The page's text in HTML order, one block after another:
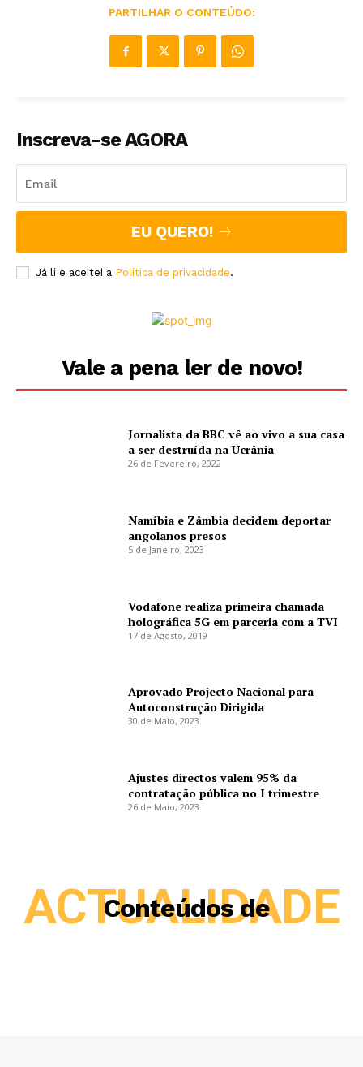
PARTILHAR O CONTEÚDO:
Inscreva-se AGORA
EU QUERO!
Já li e aceitei a Política de privacidade.
Vale a pena ler de novo!
Jornalista da BBC vê ao vivo a sua casa
a ser destruída na Ucrânia
26 de Fevereiro, 2022
Namíbia e Zâmbia decidem deportar
angolanos presos
5 de Janeiro, 2023
Vodafone realiza primeira chamada
holográfica 5G em parceria com a TVI
17 de Agosto, 2019
Aprovado Projecto Nacional para
Autoconstrução Dirigida
30 de Maio, 2023
Ajustes directos valem 95% da
contratação pública no I trimestre
26 de Maio, 2023
Conteúdos de
ACTUALIDADE